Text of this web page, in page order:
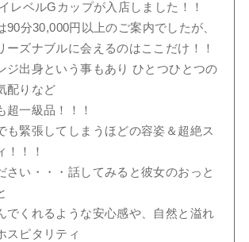
レベルGカップが入店しました！！
90分30,000円以上のご案内でしたが、
ーズナブルに会えるのはここだけ！！
ジ出身という事もあり ひとつひとつの
配りなど
超一級品！！！
も緊張してしまうほどの容姿＆超絶ス
！！！
さい・・・話してみると彼女のおっと
でくれるような安心感や、自然と溢れ
スピタリティ